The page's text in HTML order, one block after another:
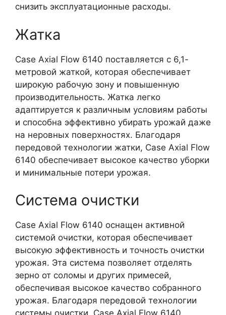
снизить эксплуатационные расходы.
Жатка
Case Axial Flow 6140 поставляется с 6,1-
метровой жаткой, которая обеспечивает
широкую рабочую зону и повышенную
производительность. Жатка легко
адаптируется к различным условиям работы
и способна эффективно убирать урожай даже
на неровных поверхностях. Благодаря
передовой технологии жатки, Case Axial Flow
6140 обеспечивает высокое качество уборки
и минимальные потери урожая.
Система очистки
Case Axial Flow 6140 оснащен активной
системой очистки, которая обеспечивает
высокую эффективность и точность очистки
урожая. Эта система позволяет отделять
зерно от соломы и других примесей,
обеспечивая высокое качество собранного
урожая. Благодаря передовой технологии